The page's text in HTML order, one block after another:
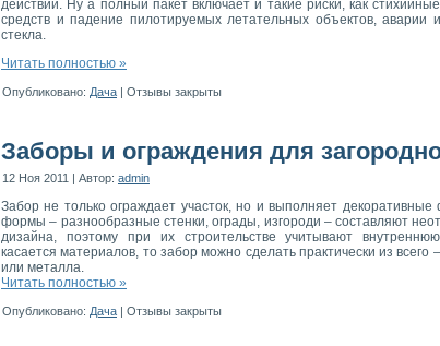
действий. Ну а полный пакет включает и такие риски, как
средств и падение пилотируемых летательных объектов,
стекла.
Читать полностью »
Опубликовано: Дача Отзывы закрыты
Заборы и ограждения для
12 Ноя 2011 | Автор: admin
Забор не только ограждает участок, но и выполняет
формы – разнообразные стенки, ограды, изгороди – составляют
дизайна, поэтому при их строительстве учитывают
касается материалов, то забор можно сделать практически из всего
или металла.
Читать полностью »
Опубликовано: Дача | Отзывы закрыты